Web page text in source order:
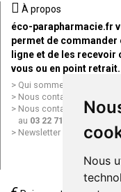
Nous
À propos
éco-parapharmacie.fr
permet de commander
ligne et de les recevoir
vous ou en point retrait.
Qui sommes nous ?
Nous contacter par e-mail
Nous contacter par
au 03 22 71 64 10
Newsletter